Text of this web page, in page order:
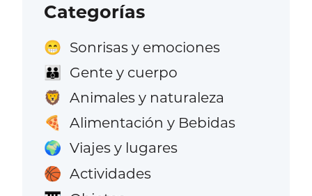
Categorías
😁 Sonrisas y emociones
👪 Gente y cuerpo
🦁 Animales y naturaleza
🍕 Alimentación y Bebidas
🌍 Viajes y lugares
🏀 Actividades